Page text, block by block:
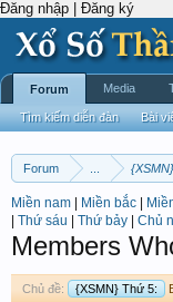
Đăng nhập | Đăng ký
Forum
Miền nam Miền bắc
Thứ sáu Thứ bảy Chủ
Members
Chủ đề: {XSMN} Thứ 5:
Forum
Tìm kiếm diễn đàn Bài
Media